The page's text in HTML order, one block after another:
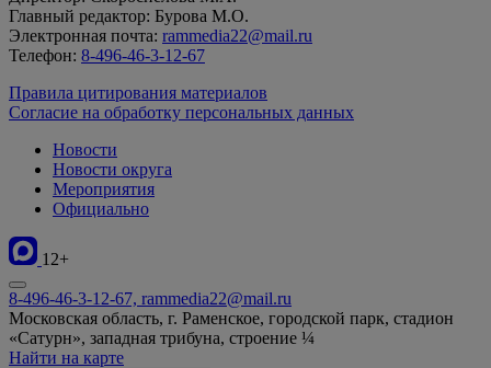
Главный редактор: Бурова М.О.
Электронная почта: rammedia22@mail.ru
Телефон: 8-496-46-3-12-67
Правила цитирования материалов
Согласие на обработку персональных данных
Новости
Новости округа
Мероприятия
Официально
12+
8-496-46-3-12-67, rammedia22@mail.ru
Московская область, г. Раменское, городской парк, стадион
«Сатурн», западная трибуна, строение ¼
Найти на карте